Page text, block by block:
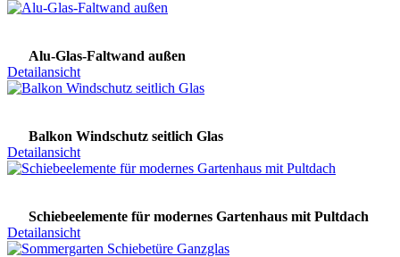
Alu-Glas-Faltwand außen
Detailansicht
Balkon Windschutz seitlich Glas
Detailansicht
Schiebeelemente für modernes Gartenhaus mit Pultdach
Detailansicht